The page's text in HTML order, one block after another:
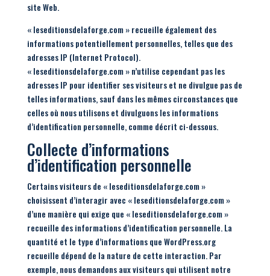
site Web.
« leseditionsdelaforge.com » recueille également des
informations potentiellement personnelles, telles que des
adresses IP (Internet Protocol).
« leseditionsdelaforge.com » n’utilise cependant pas les
adresses IP pour identifier ses visiteurs et ne divulgue pas de
telles informations, sauf dans les mêmes circonstances que
celles où nous utilisons et divulguons les informations
d’identification personnelle, comme décrit ci-dessous.
Collecte d’informations
d’identification personnelle
Certains visiteurs de « leseditionsdelaforge.com »
choisissent d’interagir avec « leseditionsdelaforge.com »
d’une manière qui exige que « leseditionsdelaforge.com »
recueille des informations d’identification personnelle. La
quantité et le type d’informations que WordPress.org
recueille dépend de la nature de cette interaction. Par
exemple, nous demandons aux visiteurs qui utilisent notre